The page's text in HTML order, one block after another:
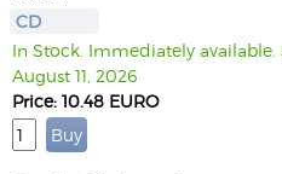
CD
In Stock. Immediately available.
August 11, 2026
Price: 10.48 EURO